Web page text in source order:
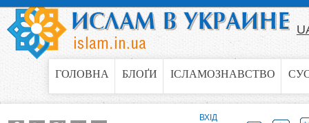
Jump to navigation
ГОЛОВНА БЛОҐИ ІСЛАМОЗНАВСТВО
ВХІД